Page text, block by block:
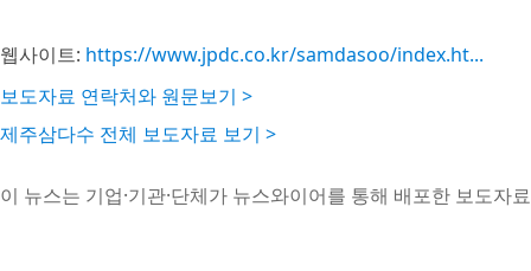
웹사이트: https://www.jpdc.co.kr/samdasoo/index.ht...
보도자료 연락처와 원문보기 >
제주삼다수 전체 보도자료 보기 >
이 뉴스는 기업·기관·단체가 뉴스와이어를 통해 배포한 보도자